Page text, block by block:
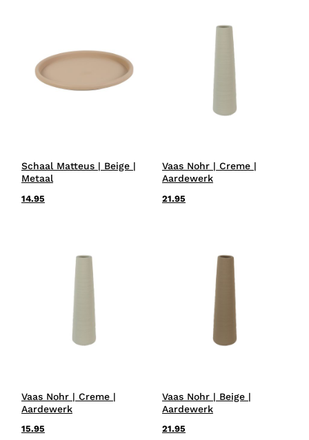
Schaal Matteus | Beige |
Metaal
14.95
Vaas Nohr | Creme |
Aardewerk
21.95
Vaas Nohr | Creme |
Aardewerk
15.95
Vaas Nohr | Beige |
Aardewerk
21.95